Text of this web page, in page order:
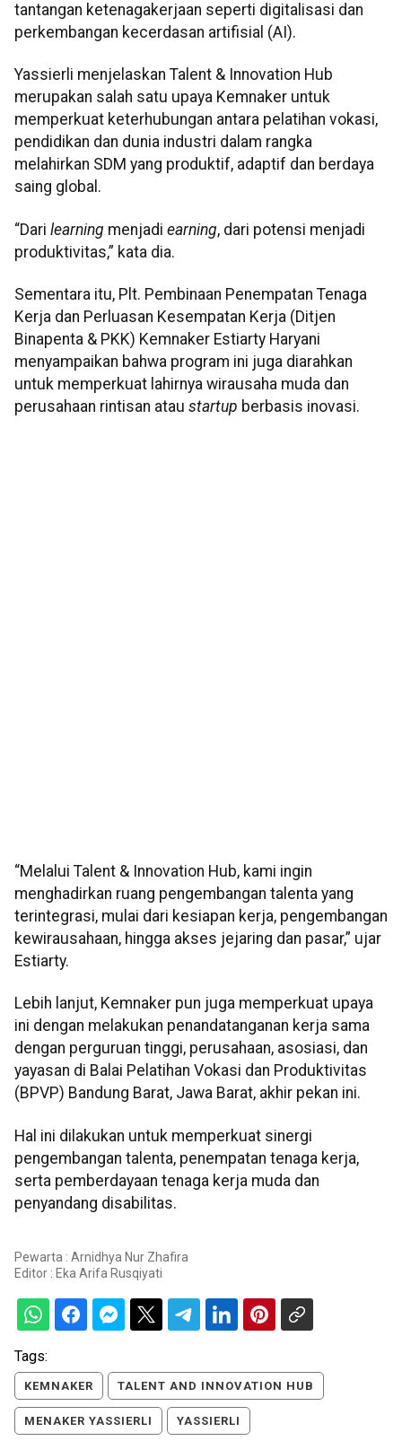
tantangan ketenagakerjaan seperti digitalisasi dan
perkembangan kecerdasan artifisial (AI).
Yassierli menjelaskan Talent & Innovation Hub
merupakan salah satu upaya Kemnaker untuk
memperkuat keterhubungan antara pelatihan vokasi,
pendidikan dan dunia industri dalam rangka
melahirkan SDM yang produktif, adaptif dan berdaya
saing global.
“Dari learning menjadi earning, dari potensi menjadi
produktivitas,” kata dia.
Sementara itu, Plt. Pembinaan Penempatan Tenaga
Kerja dan Perluasan Kesempatan Kerja (Ditjen
Binapenta & PKK) Kemnaker Estiarty Haryani
menyampaikan bahwa program ini juga diarahkan
untuk memperkuat lahirnya wirausaha muda dan
perusahaan rintisan atau startup berbasis inovasi.
“Melalui Talent & Innovation Hub, kami ingin
menghadirkan ruang pengembangan talenta yang
terintegrasi, mulai dari kesiapan kerja, pengembangan
kewirausahaan, hingga akses jejaring dan pasar,” ujar
Estiarty.
Lebih lanjut, Kemnaker pun juga memperkuat upaya
ini dengan melakukan penandatanganan kerja sama
dengan perguruan tinggi, perusahaan, asosiasi, dan
yayasan di Balai Pelatihan Vokasi dan Produktivitas
(BPVP) Bandung Barat, Jawa Barat, akhir pekan ini.
Hal ini dilakukan untuk memperkuat sinergi
pengembangan talenta, penempatan tenaga kerja,
serta pemberdayaan tenaga kerja muda dan
penyandang disabilitas.
Pewarta : Arnidhya Nur Zhafira
Editor : Eka Arifa Rusqiyati
Tags:
KEMNAKER TALENT AND INNOVATION HUB
MENAKER YASSIERLI YASSIERLI